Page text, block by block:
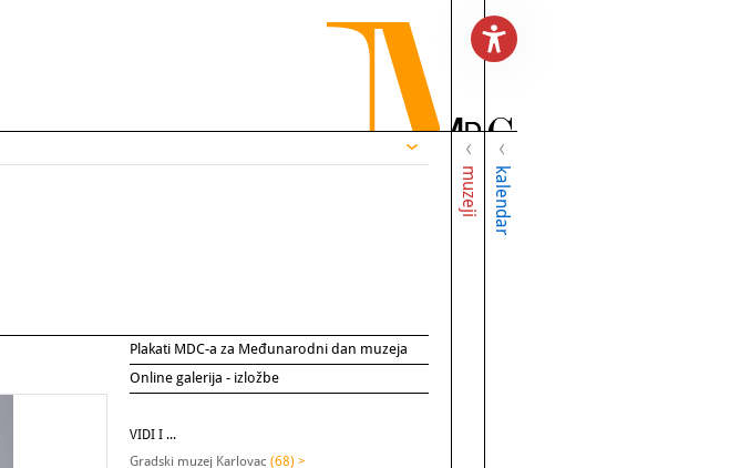
muzeji kalendar
Plakati MDC-a za Međunarodni dan muzeja
Online galerija - izložbe
VIDI I ...
Gradski muzej Karlovac (68) >